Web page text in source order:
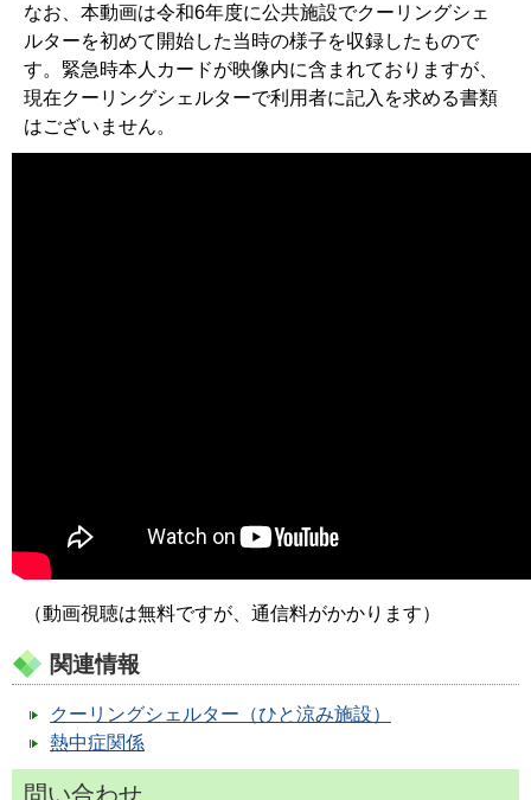
なお、本動画は令和6年度に公共施設でクーリングシェ
ルターを初めて開始した当時の様子を収録したもので
す。緊急時本人カードが映像内に含まれておりますが、
現在クーリングシェルターで利用者に記入を求める書類
はございません。
（動画視聴は無料ですが、通信料がかかります）
関連情報
クーリングシェルター（ひと涼み施設）
熱中症関係
問い合わせ